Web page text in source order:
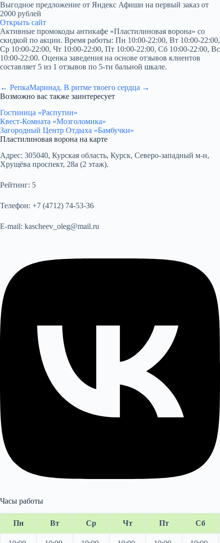
Выгодное предложение от Яндекс Афиши на первый заказ от
2000 рублей
Открыть сайт
Активные промокоды антикафе «Пластилиновая ворона» со
скидкой по акции. Время работы: Пн 10:00-22:00, Вт 10:00-22:00,
Ср 10:00-22:00, Чт 10:00-22:00, Пт 10:00-22:00, Сб 10:00-22:00, Вс
10:00-22:00. Оценка заведения на основе отзывов клиентов
составляет 5 из 1 отзывов по 5-ти бальной шкале.
← РепкаМаринад. В ритме твоего сердца →
Возможно вас также заинтересует
Гостиница «Распутин»
Квест-Комната «Мозголомика»
Загородный Центр Отдыха «Бамбучки»
Пластилиновая ворона на карте
Адрес: 305040, Курская область, Курск, Северо-западный м-н,
Хрущёва проспект, 28а (2 этаж).
Рейтинг: 5
Телефон: +7 (4712) 74-53-36
E-mail: kascheev_oleg@mail.ru
Часы работы
Пн Вт Ср Чт Пт Сб